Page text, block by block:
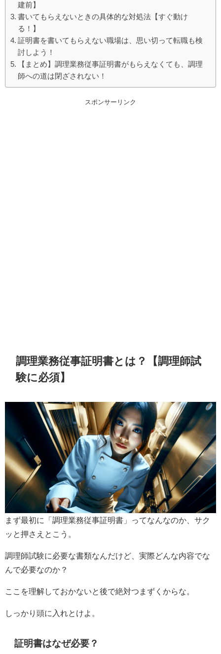
建前】
書いてもらえないときの具体的な対処法【すぐ動け
る！】
証明書を書いてもらえない職場は、思い切って転職も検
討しよう！
【まとめ】調理業務従事証明書がもらえなくても、調理
師への道は閉ざされない！
スポンサーリンク
調理業務従事証明書とは？【調理師試
験に必須】
まず最初に「調理業務従事証明書」ってなんなのか、サク
ッと押さえとこう。
調理師試験に必要な書類なんだけど、実際どんな内容でな
んで必要なのか？
ここを理解しておかないと後で絶対つまずくからな。
しっかり頭に入れとけよ。
証明書はなぜ必要？